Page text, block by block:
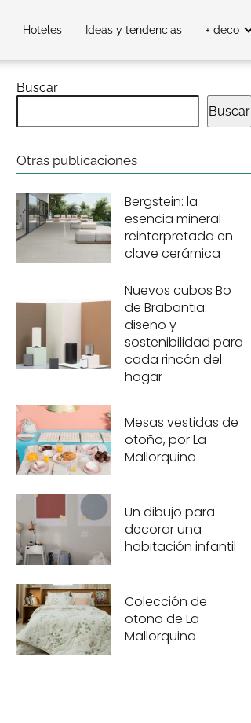
Hoteles Ideas y tendencias + deco
Buscar
Buscar
Otras publicaciones
Bergstein: la
esencia mineral
reinterpretada en
clave cerámica
Nuevos cubos Bo
de Brabantia:
diseño y
sostenibilidad para
cada rincón del
hogar
Mesas vestidas de
otoño, por La
Mallorquina
Un dibujo para
decorar una
habitación infantil
Colección de
otoño de La
Mallorquina